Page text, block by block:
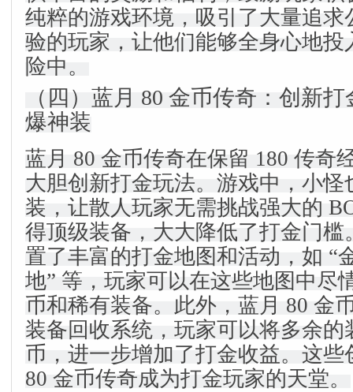
纯粹的游戏环境，吸引了大量追求
验的玩家，让他们能够全身心地投
险中。
（四）蓝月 80 金币传奇：创新
爆神装
蓝月 80 金币传奇在保留 180 传奇
大胆创新打金玩法。游戏中，小怪
装，让散人玩家无需挑战强大的
得顶级装备，大大降低了打金门槛
置了丰富的打金地图和活动，如 “
地” 等，玩家可以在这些地图中尽
币和稀有装备。此外，蓝月 80 金
装备回收系统，玩家可以将多余的
币，进一步增加了打金收益。这些
80 金币传奇成为打金玩家的天堂。